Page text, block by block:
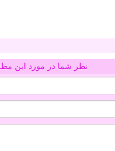
نظر شما در مورد این